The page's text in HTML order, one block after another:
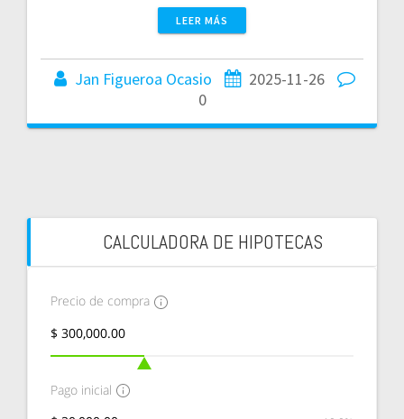
LEER MÁS
Jan Figueroa Ocasio
2025-11-26
0
CALCULADORA DE HIPOTECAS
Precio de compra
Pago inicial